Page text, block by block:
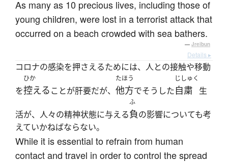
As many as 10 precious lives, including those of
young children, were lost in a terrorist attack that
occurred on a beach crowded with sea bathers.
— Jreibun
Details ▸
コロナの感染を押さえるためには、人との接触や移動
を
ひか
控えることが肝要だが、
たほう
他方でそうした
じしゅく
自粛 生
活が、人々の精神状態に与える
ふ
負の影響についても考
えていかねばならない。
While it is essential to refrain from human
contact and travel in order to control the spread